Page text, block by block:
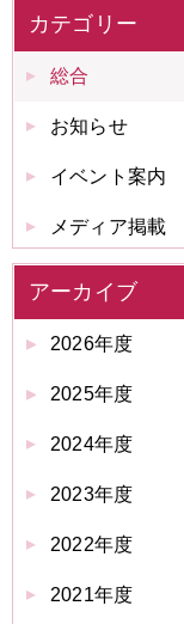
カテゴリー
総合
お知らせ
イベント案内
メディア掲載
アーカイブ
2026年度
2025年度
2024年度
2023年度
2022年度
2021年度